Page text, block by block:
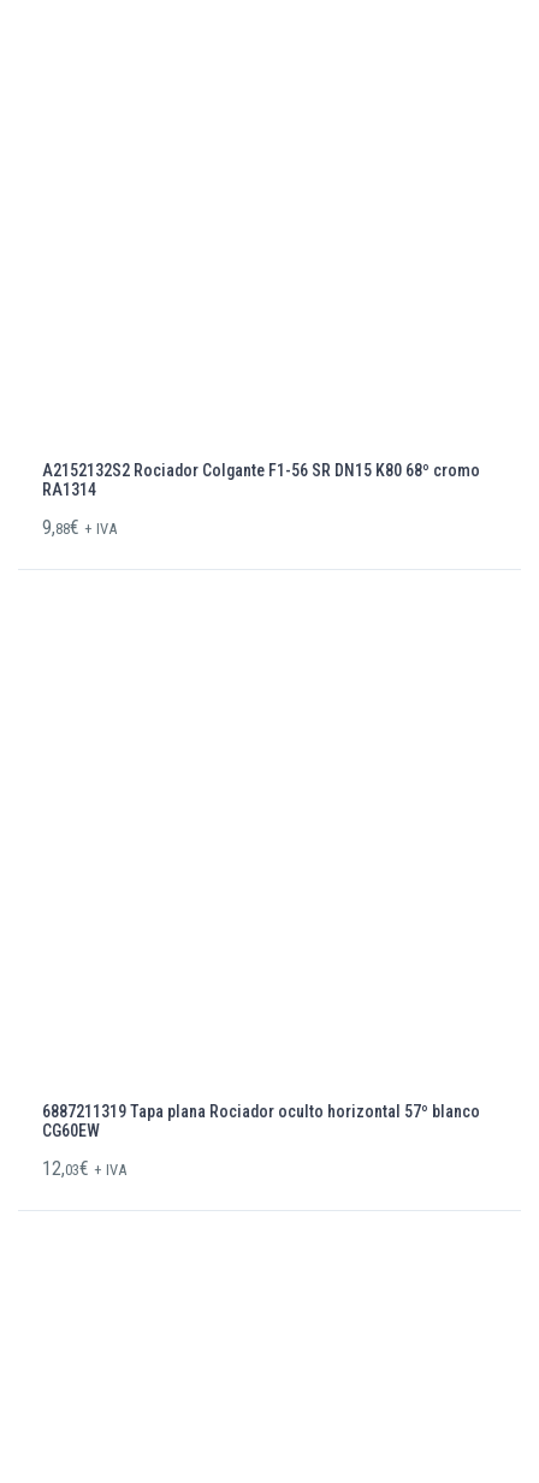
A2152132S2 Rociador Colgante F1-56 SR DN15 K80 68º cromo
RA1314
9,88€ + IVA
6887211319 Tapa plana Rociador oculto horizontal 57º blanco
CG60EW
12,03€ + IVA